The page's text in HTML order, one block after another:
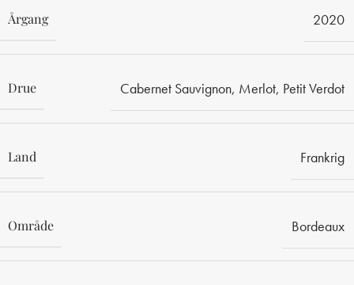
Årgang 2020
Drue Cabernet Sauvignon, Merlot, Petit Verdot
Land Frankrig
Område Bordeaux